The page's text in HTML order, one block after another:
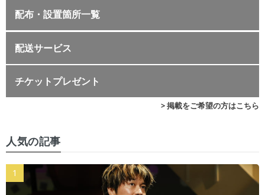
配布・設置箇所一覧
配送サービス
チケットプレゼント
> 掲載をご希望の方はこちら
人気の記事